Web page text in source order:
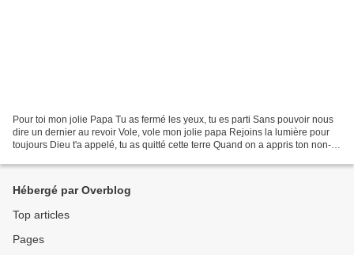
Pour toi mon jolie Papa Tu as fermé les yeux, tu es parti Sans pouvoir nous
dire un dernier au revoir Vole, vole mon jolie papa Rejoins la lumière pour
toujours Dieu t'a appelé, tu as quitté cette terre Quand on a appris ton non-
Hébergé par Overblog
Top articles
Pages